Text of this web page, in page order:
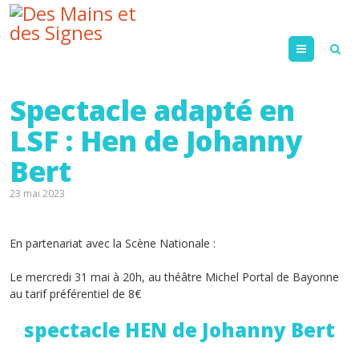
Menu
Spectacle adapté en
LSF : Hen de Johanny
Bert
23 mai 2023
En partenariat avec la Scène Nationale :
Le mercredi 31 mai à 20h, au théâtre Michel Portal de Bayonne
au tarif préférentiel de 8€
spectacle HEN de Johanny Bert